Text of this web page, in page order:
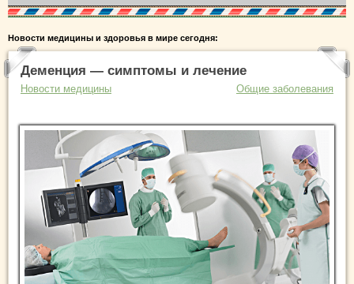
Новости медицины и здоровья в мире сегодня:
Деменция — симптомы и лечение
Новости медицины Общие заболевания